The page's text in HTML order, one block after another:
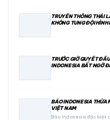
TRUYỀN THÔNG THÁI
KHÔNG TUNG ĐỘI HÌNH
TRƯỚC GIỜ QUYẾT
INDONESIA BẤT NGỜ
BÁO INDONESIA THỪA
VIỆT NAM
Báo Indonesia đặc biệt